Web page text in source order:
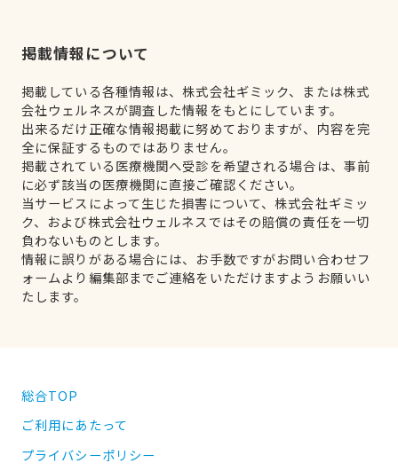
掲載情報について
掲載している各種情報は、株式会社ギミック、または株式
会社ウェルネスが調査した情報をもとにしています。
出来るだけ正確な情報掲載に努めておりますが、内容を完
全に保証するものではありません。
掲載されている医療機関へ受診を希望される場合は、事前
に必ず該当の医療機関に直接ご確認ください。
当サービスによって生じた損害について、株式会社ギミッ
ク、および株式会社ウェルネスではその賠償の責任を一切
負わないものとします。
情報に誤りがある場合には、お手数ですがお問い合わせフ
ォームより編集部までご連絡をいただけますようお願いい
たします。
総合TOP
ご利用にあたって
プライバシーポリシー